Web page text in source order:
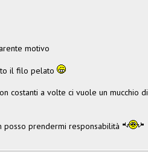
motivo
il filo pelato
costanti a volte ci vuole un mucchio di
posso prendermi responsabilità